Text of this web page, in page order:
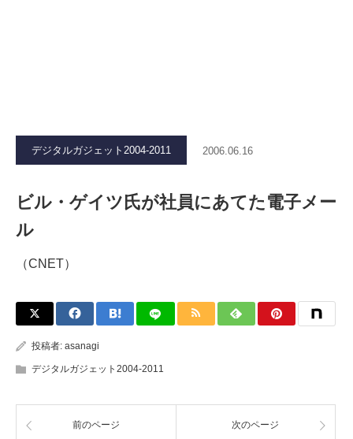
デジタルガジェット2004-2011 2006.06.16
ビル・ゲイツ氏が社員にあてた電子メー
ル
（CNET）
投稿者: asanagi
デジタルガジェット2004-2011
前のページ 次のページ